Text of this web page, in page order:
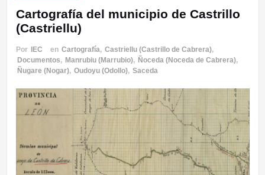
Cartografía del municipio de Castrillo
(Castriellu)
Por IEC en Cartografía, Castriellu (Castrillo de Cabrera),
Documentos, Manrubiu (Marrubio), Ñoceda (Noceda de Cabrera),
Ñugare (Nogar), Oudoyu (Odollo), Saceda